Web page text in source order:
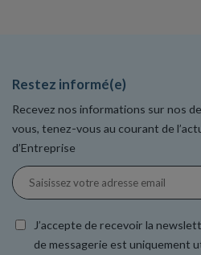
Restez informé(e)
Recevez nos informations sur nos
vous, tenez-vous au courant de
d’Entreprise
J’accepte de recevoir la
de messagerie est uniquement